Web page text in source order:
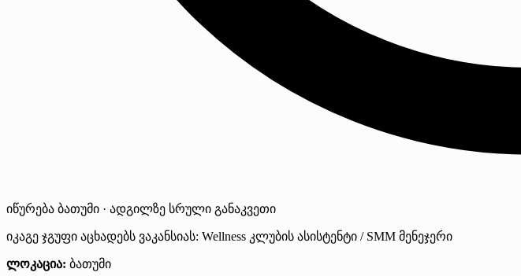
იწურება ბათუმი · ადგილზე სრული განაკვეთი
იკაგე ჯგუფი აცხადებს ვაკანსიას: Wellness კლუბის ასისტენტი / SMM მენეჯერი
ლოკაცია: ბათუმი